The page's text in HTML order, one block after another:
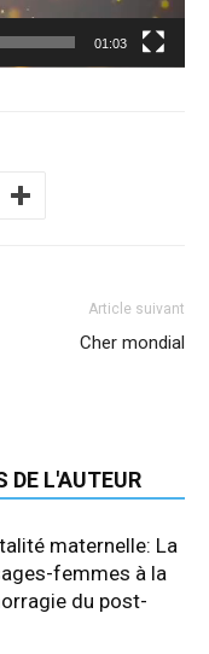
01:03
Article suivant
Cher mondial
DE L'AUTEUR
maternelle: La
femmes à la
du post-